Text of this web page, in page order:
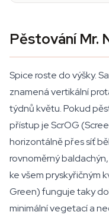
Pěstování Mr.
Spice roste do výšky.
znamená vertikální
týdnů květu. Pokud
přístup je ScrOG
horizontálně přes síť
rovnoměrný
ke všem pryskyřičným
Green) funguje taky
minimální vegetací a